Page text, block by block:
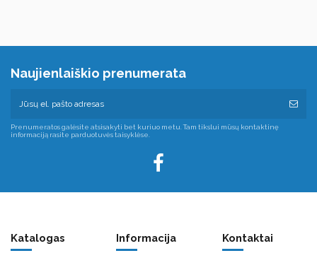
Naujienlaiškio prenumerata
Prenumeratos galėsite atsisakyti bet kuriuo metu. Tam tikslui mūsų kontaktinę
informaciją rasite parduotuvės taisyklėse.
Katalogas Informacija Kontaktai